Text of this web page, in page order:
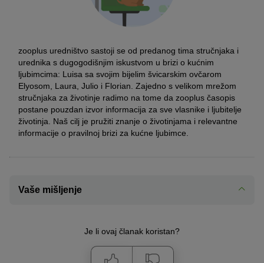
zooplus uredništvo sastoji se od predanog tima stručnjaka i
urednika s dugogodišnjim iskustvom u brizi o kućnim
ljubimcima: Luisa sa svojim bijelim švicarskim ovčarom
Elyosom, Laura, Julio i Florian. Zajedno s velikom mrežom
stručnjaka za životinje radimo na tome da zooplus časopis
postane pouzdan izvor informacija za sve vlasnike i ljubitelje
životinja. Naš cilj je pružiti znanje o životinjama i relevantne
informacije o pravilnoj brizi za kućne ljubimce.
Vaše mišljenje
Je li ovaj članak koristan?